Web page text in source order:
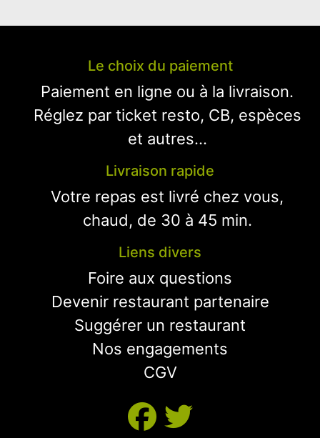
Le choix du paiement
Paiement en ligne ou à la livraison.
Réglez par ticket resto, CB, espèces
et autres...
Livraison rapide
Votre repas est livré chez vous,
chaud, de 30 à 45 min.
Liens divers
Foire aux questions
Devenir restaurant partenaire
Suggérer un restaurant
Nos engagements
CGV